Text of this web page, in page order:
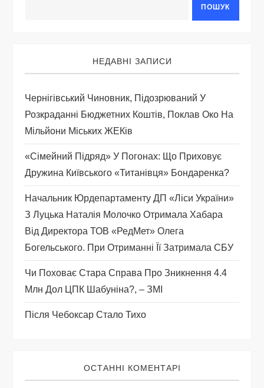
з
а
п
и
с
і
в
ПОШУК
НЕДАВНІ ЗАПИСИ
Чернігівський Чиновник, Підозрюваний У
Розкраданні Бюджетних Коштів, Поклав Око На
Мільйони Міських ЖЕКів
«Сімейний Підряд» У Погонах: Що Приховує
Дружина Київського «титанівця» Бондаренка?
Начальник Юрдепартаменту ДП «Ліси України»
З Луцька Наталія Молочко Отримала Хабара
Від Директора ТОВ «РедМет» Олега
Богельського. При Отриманні Її Затримала СБУ
Чи Поховає Стара Справа Про Зникнення 4.4
Млн Дол ЦПК Шабуніна?, – ЗМІ
Після Чебоксар Стало Тихо
ОСТАННІ КОМЕНТАРІ